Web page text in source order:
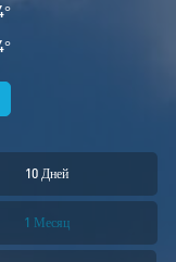
°
°
10 Дней
1 Месяц